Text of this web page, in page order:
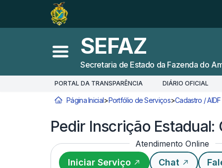
Ir para a
Busca 2
Abrir menu principal
SEFAZ
Secretaria de Estado da Fazenda do
PORTAL DA TRANSPARÊNCIA DIÁRIO OFICIAL
Você está aqui:
Página Inicial>Portfólio de Serviços>Cadastro / AIDF
Pedir Inscrição
Atendimento Online
Iniciar Serviço Chat